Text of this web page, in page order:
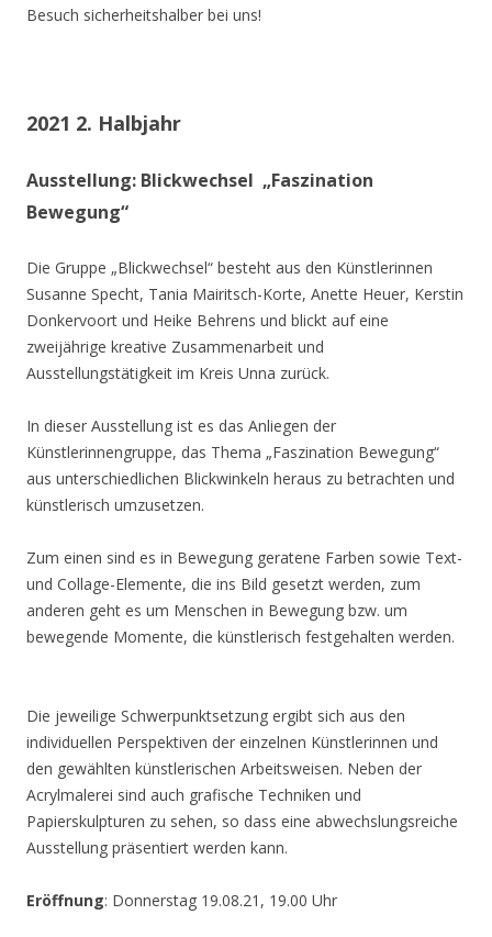
Besuch sicherheitshalber bei uns!
2021 2. Halbjahr
Ausstellung: Blickwechsel „Faszination
Bewegung“
Die Gruppe „Blickwechsel“ besteht aus den Künstlerinnen
Susanne Specht, Tania Mairitsch-Korte, Anette Heuer, Kerstin
Donkervoort und Heike Behrens und blickt auf eine
zweijährige kreative Zusammenarbeit und
Ausstellungstätigkeit im Kreis Unna zurück.
In dieser Ausstellung ist es das Anliegen der
Künstlerinnengruppe, das Thema „Faszination Bewegung“
aus unterschiedlichen Blickwinkeln heraus zu betrachten und
künstlerisch umzusetzen.
Zum einen sind es in Bewegung geratene Farben sowie Text-
und Collage-Elemente, die ins Bild gesetzt werden, zum
anderen geht es um Menschen in Bewegung bzw. um
bewegende Momente, die künstlerisch festgehalten werden.
Die jeweilige Schwerpunktsetzung ergibt sich aus den
individuellen Perspektiven der einzelnen Künstlerinnen und
den gewählten künstlerischen Arbeitsweisen. Neben der
Acrylmalerei sind auch grafische Techniken und
Papierskulpturen zu sehen, so dass eine abwechslungsreiche
Ausstellung präsentiert werden kann.
Eröffnung: Donnerstag 19.08.21, 19.00 Uhr